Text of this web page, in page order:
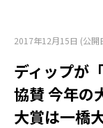
2017年12月15日 (公開
ディップが
協賛 今年の
大賞は一橋